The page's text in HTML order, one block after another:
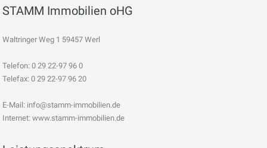
STAMM Immobilien oHG
Waltringer Weg 1 59457 Werl
Telefon: 0 29 22-97 96 0
Telefax: 0 29 22-97 96 20
E-Mail: info@stamm-immobilien.de
Internet: www.stamm-immobilien.de